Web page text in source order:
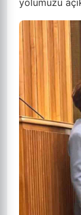
yolumuzu